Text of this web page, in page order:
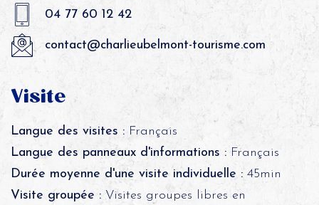
04 77 60 12 42
contact@charlieubelmont-tourisme.com
Visite
Langue des visites :Français
Langue des panneaux d'informations :Français
Durée moyenne d'une visite individuelle : 45min
Visite groupée :Visites groupes libres en